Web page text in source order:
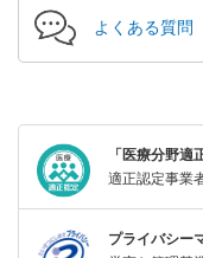
よくある質問
「医療分野適
適正認定事業
プライバシー